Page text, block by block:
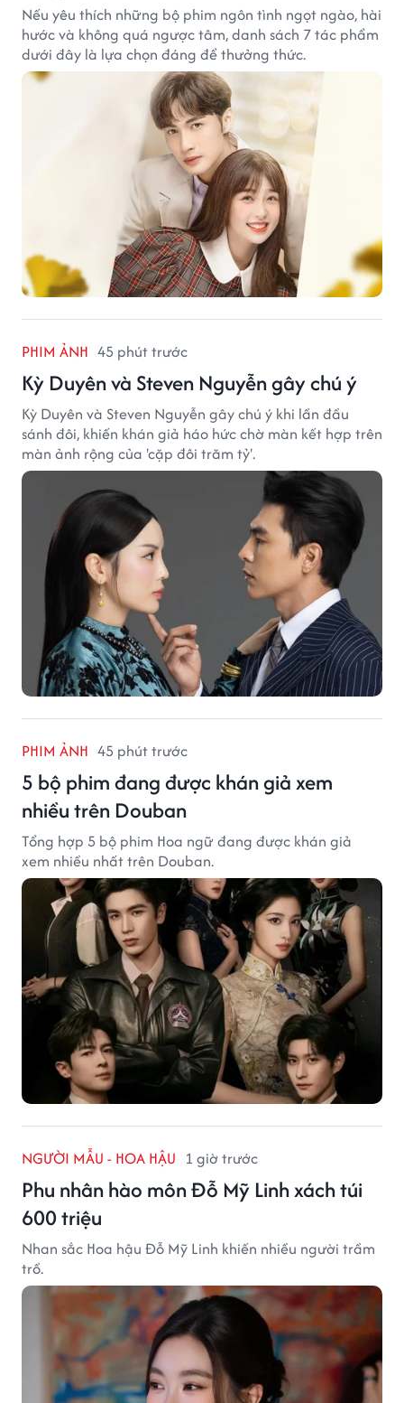
Nếu yêu thích những bộ phim ngôn tình ngọt ngào, hài
hước và không quá ngược tâm, danh sách 7 tác phẩm
dưới đây là lựa chọn đáng để thưởng thức.
PHIM ẢNH 45 phút trước
Kỳ Duyên và Steven Nguyễn gây chú ý
Kỳ Duyên và Steven Nguyễn gây chú ý khi lần đầu
sánh đôi, khiến khán giả háo hức chờ màn kết hợp trên
màn ảnh rộng của 'cặp đôi trăm tỷ'.
PHIM ẢNH 45 phút trước
5 bộ phim đang được khán giả xem
nhiều trên Douban
Tổng hợp 5 bộ phim Hoa ngữ đang được khán giả
xem nhiều nhất trên Douban.
NGƯỜI MẪU - HOA HẬU 1 giờ trước
Phu nhân hào môn Đỗ Mỹ Linh xách túi
600 triệu
Nhan sắc Hoa hậu Đỗ Mỹ Linh khiến nhiều người trầm
trồ.